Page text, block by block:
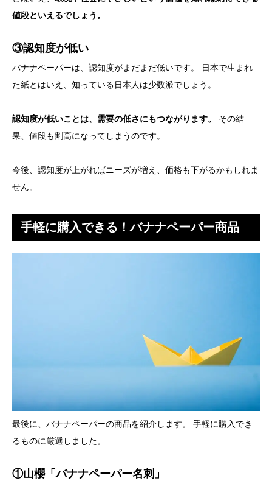
値段といえるでしょう。
③認知度が低い
バナナペーパーは、認知度がまだまだ低いです。 日本で生まれ
た紙とはいえ、知っている日本人は少数派でしょう。
認知度が低いことは、需要の低さにもつながります。
その結
果、値段も割高になってしまうのです。
今後、認知度が上がればニーズが増え、価格も下がるかもしれま
せん。
手軽に購入できる！バナナペーパー商品
最後に、バナナペーパーの商品を紹介します。 手軽に購入でき
るものに厳選しました。
①山櫻「バナナペーパー名刺」